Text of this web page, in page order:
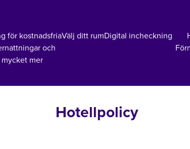
för kostnadsfria
och
mycket mer
Välj ditt rumDigital incheckning
Hotellpolicy